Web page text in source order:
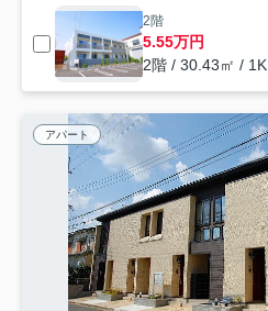
2階
5.55万円
2階 / 30.43㎡ / 1K
アパート